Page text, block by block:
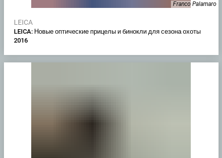
Franco Palamaro
LEICA
LEICA: Новые оптические прицелы и бинокли для сезона охоты
2016